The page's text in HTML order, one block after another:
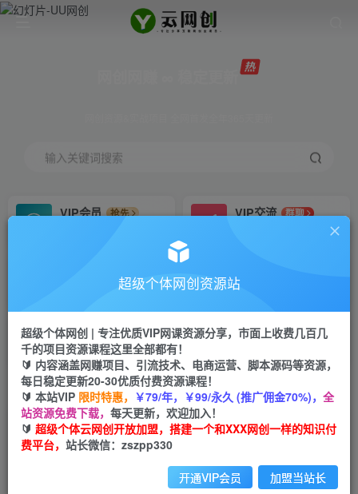
输入关键词搜索
VIP会员
抢先
VIP交流
群聊
研究探讨更多创业项目路子。
会员专属推广链接
招募站长
挂机
项目
脚本卡密
APP下载
GO
首页 创业课程 会员专属 正文
（6332期）淘系直通车训练课，0-1搭建付费推广
思维，讲基础 讲思路 讲方法 也讲实操
关注 私信
超级个体网创资源站
超级个体网创 | 专注优质VIP网课资源分享，市面上收费几百几
千的项目资源课程这里全部都有！
🔰 内容涵盖网赚项目、引流技术、电商运营、脚本源码等资源，
每日稳定更新20-30优质付费资源课程！
🔰 本站VIP 限时特惠， ￥79/年，￥99/永久 (推广佣金70%)， 全
站资源免费下载， 每天更新，欢迎加入！
🔰 超级个体云网创开放加盟，搭建一个和XXX网创一样的知识付
费平台， 站长微信：zszpp330
开通VIP会员 加盟当站长